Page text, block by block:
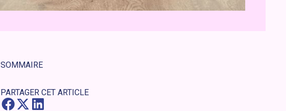
SOMMAIRE
PARTAGER CET ARTICLE